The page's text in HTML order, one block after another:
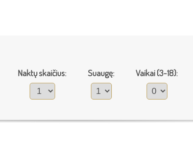
Naktų skaičius: Suaugę: Vaikai (3-18):